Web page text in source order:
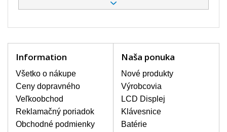
Záruka:2 roky
Veľkosť:15,6" (13.6"x7.6")
Podsvietenie:
Povrch displeja:
BALENIE OBSAHUJE:
Nový displej k notebooku Advent Roma
3001
Information
Všetko o nákupe
Ceny dopravného
Veľkoobchod
Reklamačný poriadok
Obchodné podmienky
Naša ponuka
Nové produkty
Výrobcovia
LCD Displej
Klávesnice
Batérie